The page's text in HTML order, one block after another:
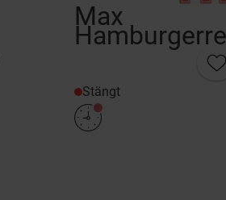
Max
Stängt